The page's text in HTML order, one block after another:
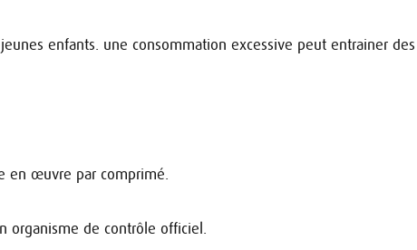
enfants. une consommation excessive peut entrainer
en œuvre par comprimé.
de contrôle officiel.